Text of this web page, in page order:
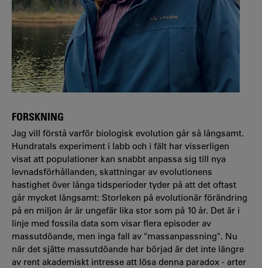
FORSKNING
Jag vill förstå varför biologisk evolution går så långsamt.
Hundratals experiment i labb och i fält har visserligen
visat att populationer kan snabbt anpassa sig till nya
levnadsförhållanden, skattningar av evolutionens
hastighet över långa tidsperioder tyder på att det oftast
går mycket långsamt: Storleken på evolutionär förändring
på en miljon år är ungefär lika stor som på 10 år. Det är i
linje med fossila data som visar flera episoder av
massutdöande, men inga fall av "massanpassning". Nu
när det sjätte massutdöande har börjad är det inte längre
av rent akademiskt intresse att lösa denna paradox - arter